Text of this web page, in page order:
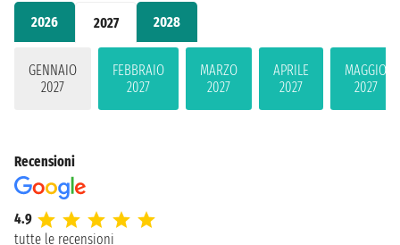
2026 2027 2028
GENNAIO
2027
FEBBRAIO
2027
MARZO
2027
APRILE
2027
MAGGIO
2027
Recensioni
4.9
tutte le recensioni